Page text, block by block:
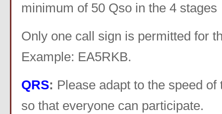
minimum of 50 Qso in the 4 stages
Only one call sign is permitted for
Example: EA5RKB.
QRS: Please adapt to the speed
so that everyone can participate.